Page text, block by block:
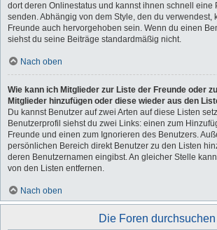
dort deren Onlinestatus und kannst ihnen schnell eine
senden. Abhängig von dem Style, den du verwendest,
Freunde auch hervorgehoben sein. Wenn du einen
siehst du seine Beiträge standardmäßig nicht.
Nach oben
Wie kann ich Mitglieder zur Liste der Freunde oder
Mitglieder hinzufügen oder diese wieder aus den
Du kannst Benutzer auf zwei Arten auf diese Listen
Benutzerprofil siehst du zwei Links: einen zum
Freunde und einen zum Ignorieren des Benutzers.
persönlichen Bereich direkt Benutzer zu den Listen
deren Benutzernamen eingibst. An gleicher Stelle
von den Listen entfernen.
Nach oben
Die Foren durchsuchen